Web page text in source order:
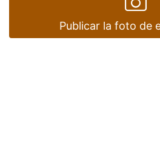
Publicar la foto de